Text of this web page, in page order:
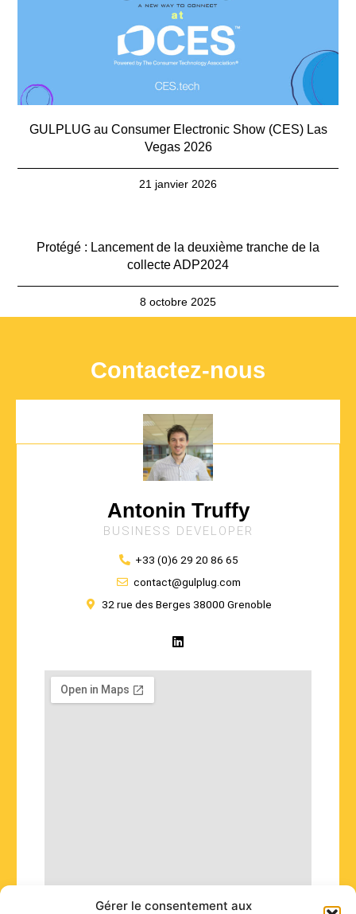
Gérer le consentement aux
GULPLUG au Consumer Electronic Show (CES) Las
Vegas 2026
21 janvier 2026
Protégé : Lancement de la deuxième tranche de la
collecte ADP2024
8 octobre 2025
Contactez-nous
Antonin Truffy
BUSINESS DEVELOPER
+33 (0)6 29 20 86 65
contact@gulplug.com
32 rue des Berges 38000 Grenoble
L
i
k